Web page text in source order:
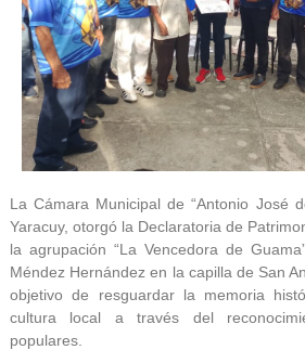
La Cámara Municipal de “Antonio José
Yaracuy, otorgó la Declaratoria de
la agrupación “La Vencedora de
Méndez Hernández en la capilla de San
objetivo de resguardar la memoria
cultura local a través del
populares.